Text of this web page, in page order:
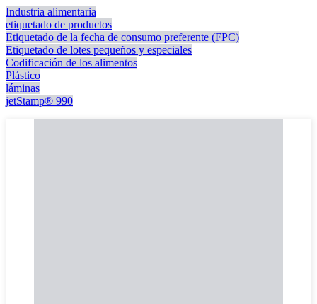
Industria alimentaria
etiquetado de productos
Etiquetado de la fecha de consumo preferente (FPC)
Etiquetado de lotes pequeños y especiales
Codificación de los alimentos
Plástico
láminas
jetStamp® 990